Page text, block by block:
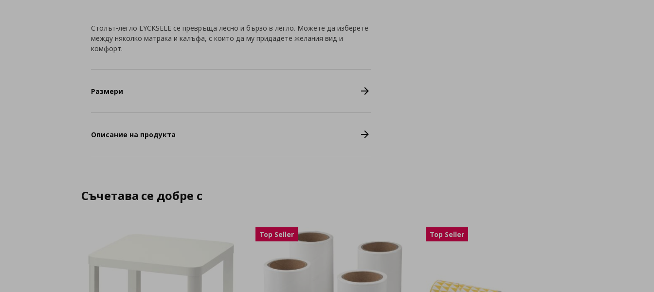
Столът-легло LYCKSELE се превръща лесно и бързо в легло. Можете да изберете
между няколко матрака и калъфа, с които да му придадете желания вид и
комфорт.
Размери
Описание на продукта
Съчетава се добре с
Top Seller Top Seller